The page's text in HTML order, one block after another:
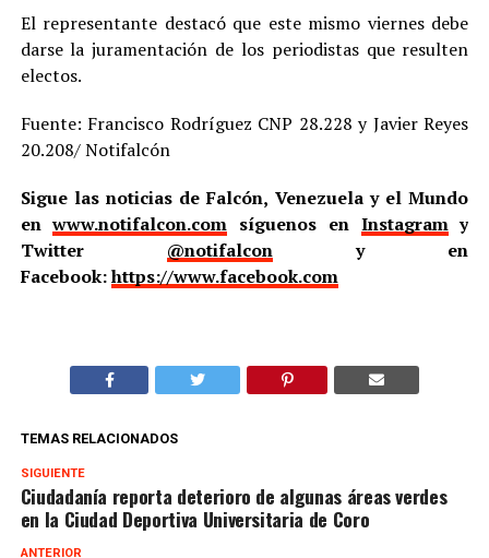
El representante destacó que este mismo viernes debe
darse la juramentación de los periodistas que resulten
electos.
Fuente: Francisco Rodríguez CNP 28.228 y Javier Reyes
20.208/ Notifalcón
Sigue las noticias de Falcón, Venezuela y el Mundo
enwww.notifalcon.com síguenos en Instagramy
Twitter @notifalcony en
Facebook:https://www.facebook.com
TEMAS RELACIONADOS
SIGUIENTE
Ciudadanía reporta deterioro de algunas áreas verdes
en la Ciudad Deportiva Universitaria de Coro
ANTERIOR